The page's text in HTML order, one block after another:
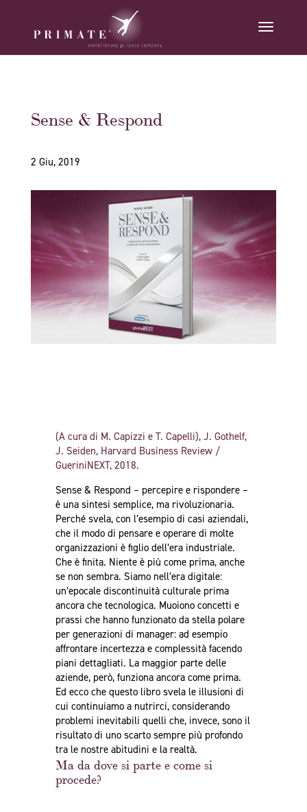
Sense & Respond
2 Giu, 2019
(A cura di M. Capizzi e T. Capelli), J. Gothelf,
J. Seiden, Harvard Business Review /
GueriniNEXT, 2018.
Sense & Respond – percepire e rispondere –
è una sintesi semplice, ma rivoluzionaria.
Perché svela, con l’esempio di casi aziendali,
che il modo di pensare e operare di molte
organizzazioni è figlio dell’era industriale.
Che è finita. Niente è più come prima, anche
se non sembra. Siamo nell’era digitale:
un’epocale discontinuità culturale prima
ancora che tecnologica. Muoiono concetti e
prassi che hanno funzionato da stella polare
per generazioni di manager: ad esempio
affrontare incertezza e complessità facendo
piani dettagliati. La maggior parte delle
aziende, però, funziona ancora come prima.
Ed ecco che questo libro svela le illusioni di
cui continuiamo a nutrirci, considerando
problemi inevitabili quelli che, invece, sono il
risultato di uno scarto sempre più profondo
tra le nostre abitudini e la realtà.
Ma da dove si parte e come si
procede?